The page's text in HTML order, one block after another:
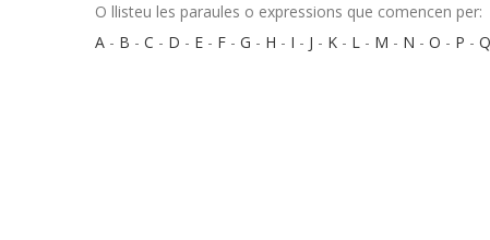
O llisteu les paraules o expressions que comencen per:
A - B - C - D - E - F - G - H - I - J - K - L - M - N - O - P - Q